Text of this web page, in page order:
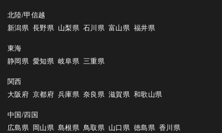
北陸/甲信越
新潟県 長野県 山梨県 石川県 富山県 福井県
東海
静岡県 愛知県 岐阜県 三重県
関西
大阪府 京都府 兵庫県 奈良県 滋賀県 和歌山県
中国/四国
広島県 岡山県 島根県 鳥取県 山口県 徳島県 香川県